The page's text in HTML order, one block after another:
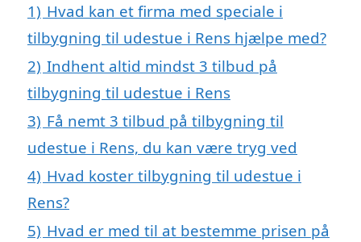
1) Hvad kan et firma med speciale i
tilbygning til udestue i Rens hjælpe med?
2) Indhent altid mindst 3 tilbud på
tilbygning til udestue i Rens
3) Få nemt 3 tilbud på tilbygning til
udestue i Rens, du kan være tryg ved
4) Hvad koster tilbygning til udestue i
Rens?
5) Hvad er med til at bestemme prisen på